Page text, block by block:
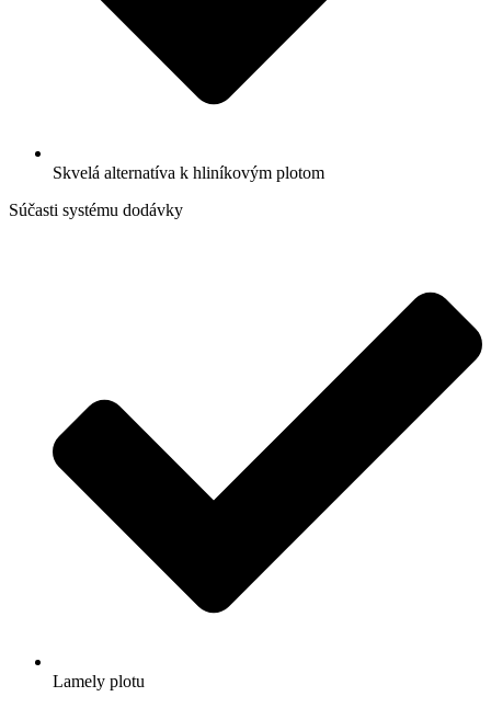
Skvelá alternatíva k hliníkovým plotom
Súčasti systému dodávky
Lamely plotu